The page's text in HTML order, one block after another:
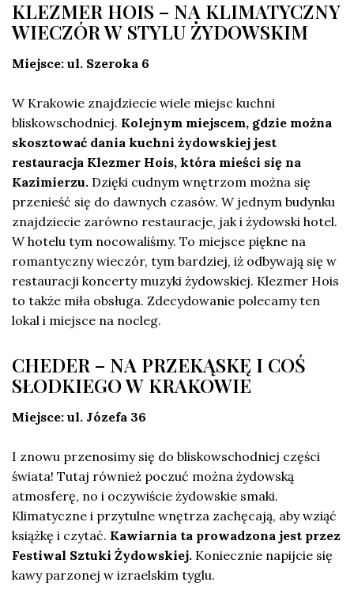
KLEZMER HOIS – NA KLIMATYCZNY
WIECZÓR W STYLU ŻYDOWSKIM
Miejsce: ul. Szeroka 6
W Krakowie znajdziecie wiele miejsc kuchni
bliskowschodniej. Kolejnym miejscem, gdzie można
skosztować dania kuchni żydowskiej jest
restauracja Klezmer Hois, która mieści się na
Kazimierzu. Dzięki cudnym wnętrzom można się
przenieść się do dawnych czasów. W jednym budynku
znajdziecie zarówno restauracje, jak i żydowski hotel.
W hotelu tym nocowaliśmy. To miejsce piękne na
romantyczny wieczór, tym bardziej, iż odbywają się w
restauracji koncerty muzyki żydowskiej. Klezmer Hois
to także miła obsługa. Zdecydowanie polecamy ten
lokal i miejsce na nocleg.
CHEDER – NA PRZEKĄSKĘ I COŚ
SŁODKIEGO W KRAKOWIE
Miejsce: ul. Józefa 36
I znowu przenosimy się do bliskowschodniej części
świata! Tutaj również poczuć można żydowską
atmosferę, no i oczywiście żydowskie smaki.
Klimatyczne i przytulne wnętrza zachęcają, aby wziąć
książkę i czytać. Kawiarnia ta prowadzona jest przez
Festiwal Sztuki Żydowskiej. Koniecznie napijcie się
kawy parzonej w izraelskim tyglu.